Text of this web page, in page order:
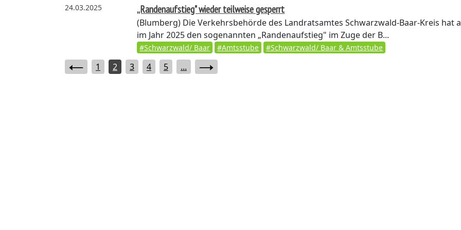
24.03.2025 „Randenaufstieg" wieder teilweise gesperrt
(Blumberg) Die Verkehrsbehörde des Landratsamtes Schwarzwald-Baar-Kreis hat
im Jahr 2025 den sogenannten „Randenaufstieg" im Zuge der B...
#Schwarzwald/ Baar #Amtsstube #Schwarzwald/ Baar & Amtsstube
1 2 3 4 5 ...